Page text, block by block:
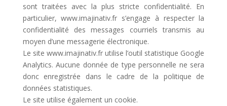
sont traitées avec la plus stricte confidentialité. En
particulier, www.imajinativ.fr s’engage à respecter la
confidentialité des messages courriels transmis au
moyen d’une messagerie électronique.
Le site www.imajinativ.fr utilise l’outil statistique Google
Analytics. Aucune donnée de type personnelle ne sera
donc enregistrée dans le cadre de la politique de
données statistiques.
Le site utilise également un cookie.